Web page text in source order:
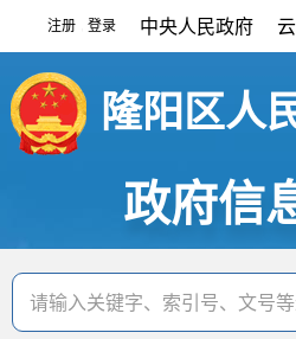
注册 登录 中央人民政府
隆阳区人
政府信